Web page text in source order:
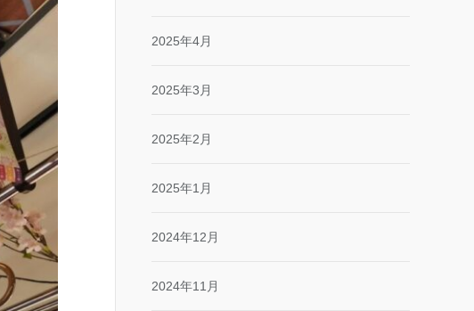
2025年4月
2025年3月
2025年2月
2025年1月
2024年12月
2024年11月